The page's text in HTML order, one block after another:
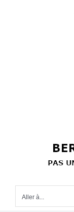
Aller à...